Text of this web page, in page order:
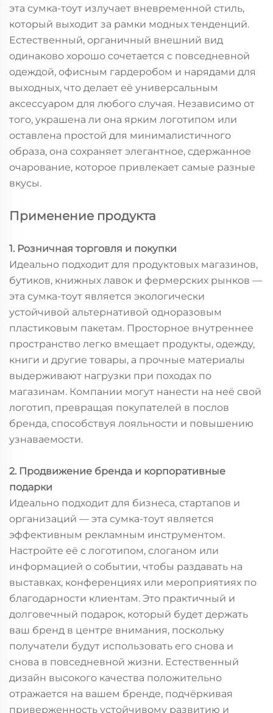
эта сумка-тоут излучает вневременной стиль,
который выходит за рамки модных тенденций.
Естественный, органичный внешний вид
одинаково хорошо сочетается с повседневной
одеждой, офисным гардеробом и нарядами для
выходных, что делает её универсальным
аксессуаром для любого случая. Независимо от
того, украшена ли она ярким логотипом или
оставлена простой для минималистичного
образа, она сохраняет элегантное, сдержанное
очарование, которое привлекает самые разные
вкусы.
Применение продукта
1. Розничная торговля и покупки
Идеально подходит для продуктовых магазинов,
бутиков, книжных лавок и фермерских рынков —
эта сумка-тоут является экологически
устойчивой альтернативой одноразовым
пластиковым пакетам. Просторное внутреннее
пространство легко вмещает продукты, одежду,
книги и другие товары, а прочные материалы
выдерживают нагрузки при походах по
магазинам. Компании могут нанести на неё свой
логотип, превращая покупателей в послов
бренда, способствуя лояльности и повышению
узнаваемости.
2. Продвижение бренда и корпоративные
подарки
Идеально подходит для бизнеса, стартапов и
организаций — эта сумка-тоут является
эффективным рекламным инструментом.
Настройте её с логотипом, слоганом или
информацией о событии, чтобы раздавать на
выставках, конференциях или мероприятиях по
благодарности клиентам. Это практичный и
долговечный подарок, который будет держать
ваш бренд в центре внимания, поскольку
получатели будут использовать его снова и
снова в повседневной жизни. Естественный
дизайн высокого качества положительно
отражается на вашем бренде, подчёркивая
приверженность устойчивому развитию и